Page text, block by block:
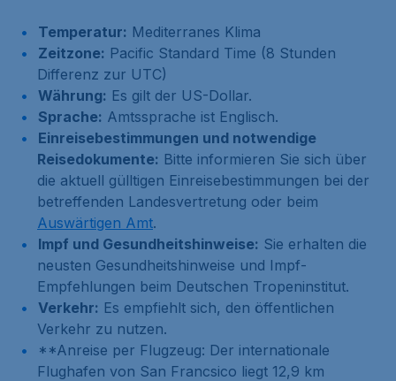
Temperatur: Mediterranes Klima
Zeitzone: Pacific Standard Time (8 Stunden
Differenz zur UTC)
Währung: Es gilt der US-Dollar.
Sprache: Amtssprache ist Englisch.
Einreisebestimmungen und notwendige
Reisedokumente: Bitte informieren Sie sich über
die aktuell gülltigen Einreisebestimmungen bei der
betreffenden Landesvertretung oder beim
Auswärtigen Amt.
Impf und Gesundheitshinweise: Sie erhalten die
neusten Gesundheitshinweise und Impf-
Empfehlungen beim Deutschen Tropeninstitut.
Verkehr: Es empfiehlt sich, den öffentlichen
Verkehr zu nutzen.
**Anreise per Flugzeug: Der internationale
Flughafen von San Francsico liegt 12,9 km